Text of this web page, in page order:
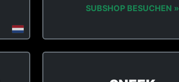
SUBSHOP BESUCHEN »